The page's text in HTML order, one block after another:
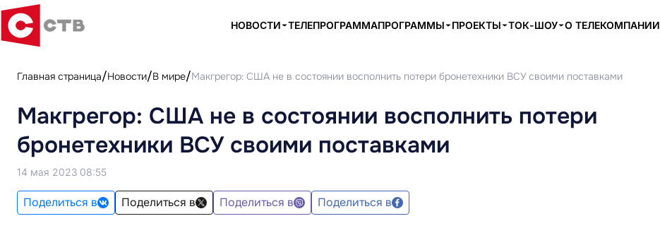
НОВОСТИ ТЕЛЕПРОГРАММАПРОГРАММЫ ПРОЕКТЫ ТОК-ШОУ О ТЕЛЕКОМПАНИИ
Главная страница Новости В мире Макгрегор: США не в состоянии восполнить потери бронетехники ВСУ своими поставками
Макгрегор: США не в состоянии восполнить потери
бронетехники ВСУ своими поставками
14 мая 2023 08:55
Поделиться в Поделиться в Поделиться в Поделиться в